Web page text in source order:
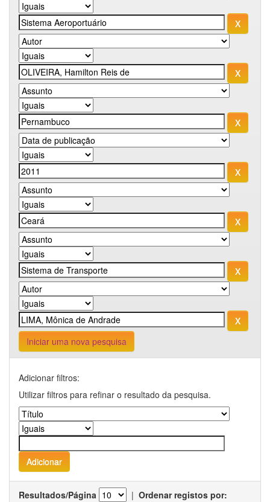
Iniciar uma nova pesquisa
Adicionar filtros:
Utilizar filtros para refinar o resultado da pesquisa.
Resultados/Página | Ordenar registos por: